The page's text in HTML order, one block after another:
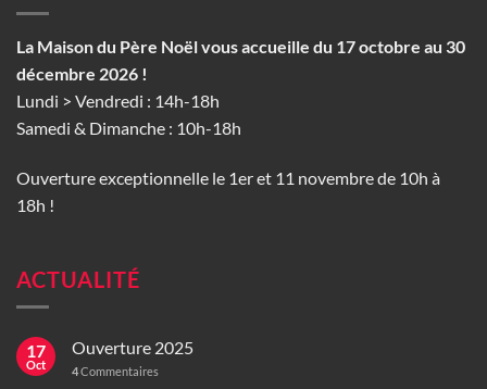
La Maison du Père Noël vous accueille du 17 octobre au 30
décembre 2026 !
Lundi > Vendredi : 14h-18h
Samedi & Dimanche : 10h-18h
Ouverture exceptionnelle le 1er et 11 novembre de 10h à
18h !
ACTUALITÉ
17
Oct
Ouverture 2025
4Commentaires